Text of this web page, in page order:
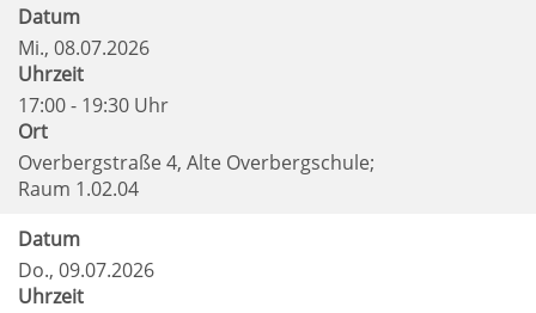
Datum
Mi., 08.07.2026
Uhrzeit
17:00 - 19:30 Uhr
Ort
Overbergstraße 4, Alte Overbergschule;
Raum 1.02.04
Datum
Do., 09.07.2026
Uhrzeit